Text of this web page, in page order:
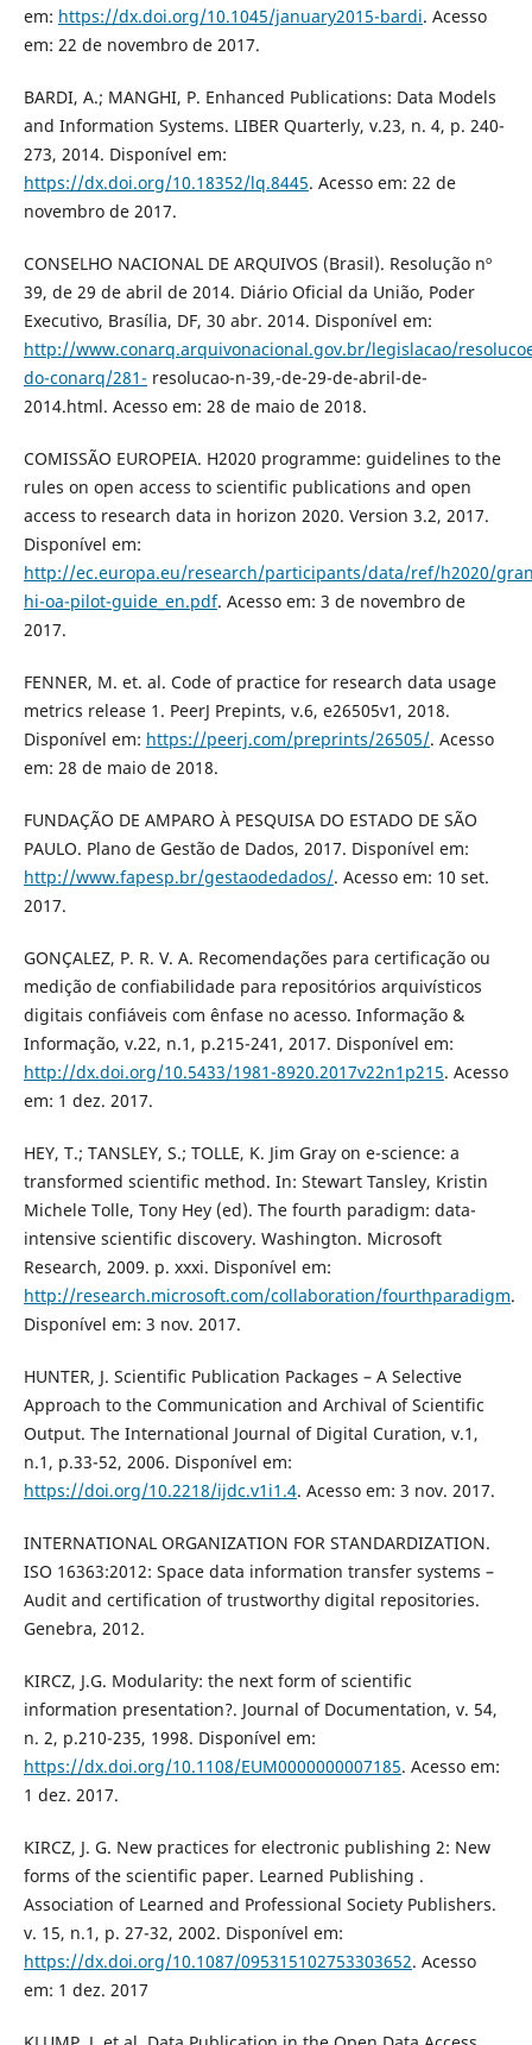
em: https://dx.doi.org/10.1045/january2015-bardi. Acesso
em: 22 de novembro de 2017.
BARDI, A.; MANGHI, P. Enhanced Publications: Data Models
and Information Systems. LIBER Quarterly, v.23, n. 4, p. 240-
273, 2014. Disponível em:
https://dx.doi.org/10.18352/lq.8445. Acesso em: 22 de
novembro de 2017.
CONSELHO NACIONAL DE ARQUIVOS (Brasil). Resolução nº
39, de 29 de abril de 2014. Diário Oficial da União, Poder
Executivo, Brasília, DF, 30 abr. 2014. Disponível em:
http://www.conarq.arquivonacional.gov.br/legislacao/
do-conarq/281- resolucao-n-39,-de-29-de-abril-de-
2014.html. Acesso em: 28 de maio de 2018.
COMISSÃO EUROPEIA. H2020 programme: guidelines to the
rules on open access to scientific publications and open
access to research data in horizon 2020. Version 3.2, 2017.
Disponível em:
http://ec.europa.eu/research/participants/data/ref/h2020/
hi-oa-pilot-guide_en.pdf. Acesso em: 3 de novembro de
2017.
FENNER, M. et. al. Code of practice for research data usage
metrics release 1. PeerJ Prepints, v.6, e26505v1, 2018.
Disponível em: https://peerj.com/preprints/26505/. Acesso
em: 28 de maio de 2018.
FUNDAÇÃO DE AMPARO À PESQUISA DO ESTADO DE SÃO
PAULO. Plano de Gestão de Dados, 2017. Disponível em:
http://www.fapesp.br/gestaodedados/. Acesso em: 10 set.
2017.
GONÇALEZ, P. R. V. A. Recomendações para certificação ou
medição de confiabilidade para repositórios arquivísticos
digitais confiáveis com ênfase no acesso. Informação &
Informação, v.22, n.1, p.215-241, 2017. Disponível em:
http://dx.doi.org/10.5433/1981-8920.2017v22n1p215. Acesso
em: 1 dez. 2017.
HEY, T.; TANSLEY, S.; TOLLE, K. Jim Gray on e-science: a
transformed scientific method. In: Stewart Tansley, Kristin
Michele Tolle, Tony Hey (ed). The fourth paradigm: data-
intensive scientific discovery. Washington. Microsoft
Research, 2009. p. xxxi. Disponível em:
http://research.microsoft.com/collaboration/fourthparadigm.
Disponível em: 3 nov. 2017.
HUNTER, J. Scientific Publication Packages – A Selective
Approach to the Communication and Archival of Scientific
Output. The International Journal of Digital Curation, v.1,
n.1, p.33-52, 2006. Disponível em:
https://doi.org/10.2218/ijdc.v1i1.4. Acesso em: 3 nov. 2017.
INTERNATIONAL ORGANIZATION FOR STANDARDIZATION.
ISO 16363:2012: Space data information transfer systems –
Audit and certification of trustworthy digital repositories.
Genebra, 2012.
KIRCZ, J.G. Modularity: the next form of scientific
information presentation?. Journal of Documentation, v. 54,
n. 2, p.210-235, 1998. Disponível em:
https://dx.doi.org/10.1108/EUM0000000007185. Acesso em:
1 dez. 2017.
KIRCZ, J. G. New practices for electronic publishing 2: New
forms of the scientific paper. Learned Publishing .
Association of Learned and Professional Society Publishers.
v. 15, n.1, p. 27-32, 2002. Disponível em:
https://dx.doi.org/10.1087/095315102753303652. Acesso
em: 1 dez. 2017